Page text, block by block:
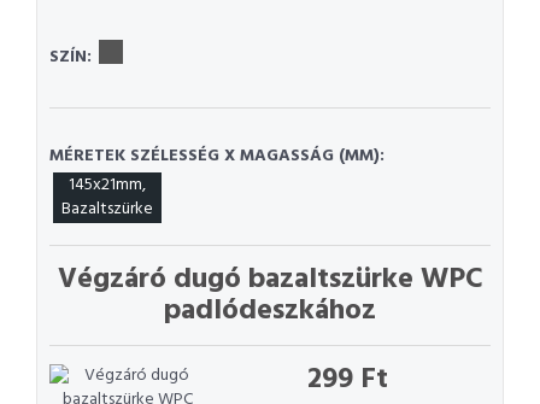
SZÍN:
MÉRETEK SZÉLESSÉG X MAGASSÁG (MM):
145x21mm,
Bazaltszürke
Végzáró dugó bazaltszürke WPC
padlódeszkához
299 Ft